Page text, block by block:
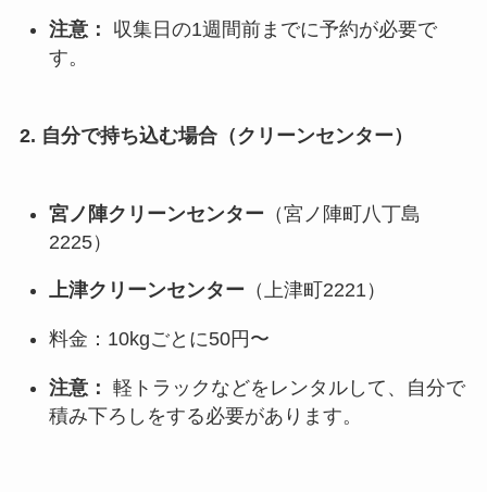
注意：
収集日の1週間前までに予約が必要で
す。
2. 自分で持ち込む場合（クリーンセンター）
宮ノ陣クリーンセンター （宮ノ陣町八丁島
2225）
上津クリーンセンター （上津町2221）
料金：10kgごとに50円〜
注意： 軽トラックなどをレンタルして、自分で
積み下ろしをする必要があります。